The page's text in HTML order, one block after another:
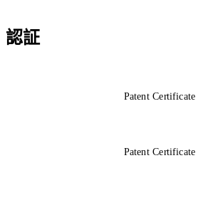
認証
Patent Certificate
Patent Certificate